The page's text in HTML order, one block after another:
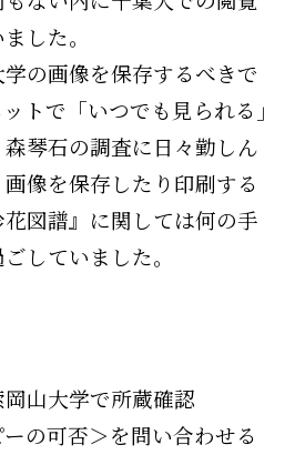
した。
の画像を保存するべきで
トで「いつでも見られる」
琴石の調査に日々勤しん
像を保存したり印刷する
図譜』に関しては何の手
していました。
山大学で所蔵確認
の可否＞を問い合わせる